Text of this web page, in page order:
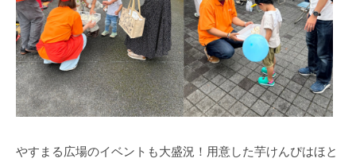
やすまる広場のイベントも大盛況！用意した芋けんぴはほと